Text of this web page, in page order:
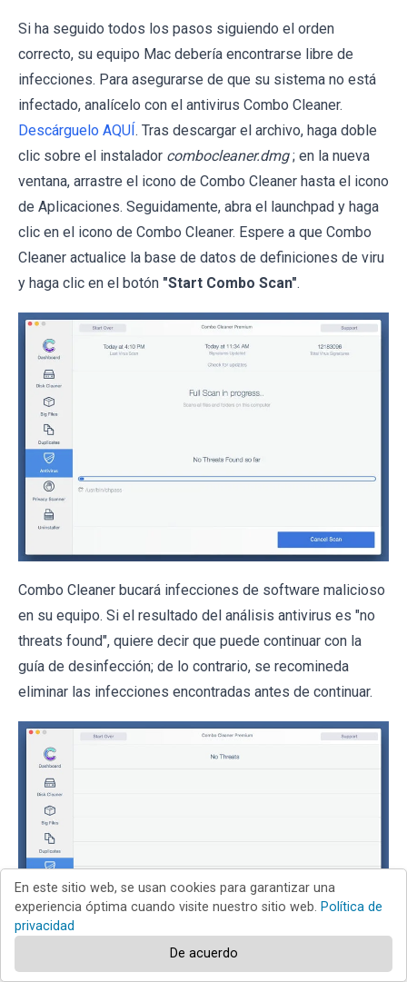
Si ha seguido todos los pasos siguiendo el orden
correcto, su equipo Mac debería encontrarse libre de
infecciones. Para asegurarse de que su sistema no está
infectado, analícelo con el antivirus Combo Cleaner.
Descárguelo AQUÍ. Tras descargar el archivo, haga doble
clic sobre el instalador combocleaner.dmg ; en la nueva
ventana, arrastre el icono de Combo Cleaner hasta el icono
de Aplicaciones. Seguidamente, abra el launchpad y haga
clic en el icono de Combo Cleaner. Espere a que Combo
Cleaner actualice la base de datos de definiciones de viru
y haga clic en el botón "Start Combo Scan".
Combo Cleaner bucará infecciones de software malicioso
en su equipo. Si el resultado del análisis antivirus es "no
threats found", quiere decir que puede continuar con la
guía de desinfección; de lo contrario, se recomineda
eliminar las infecciones encontradas antes de continuar.
En este sitio web, se usan cookies para garantizar una
experiencia óptima cuando visite nuestro sitio web. Política de
privacidad
De acuerdo